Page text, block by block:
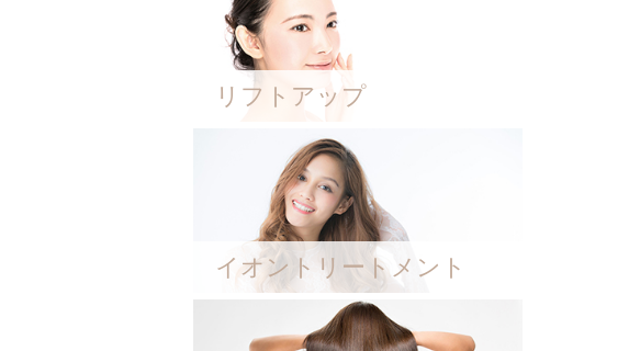
リフトアップ
イオントリートメント